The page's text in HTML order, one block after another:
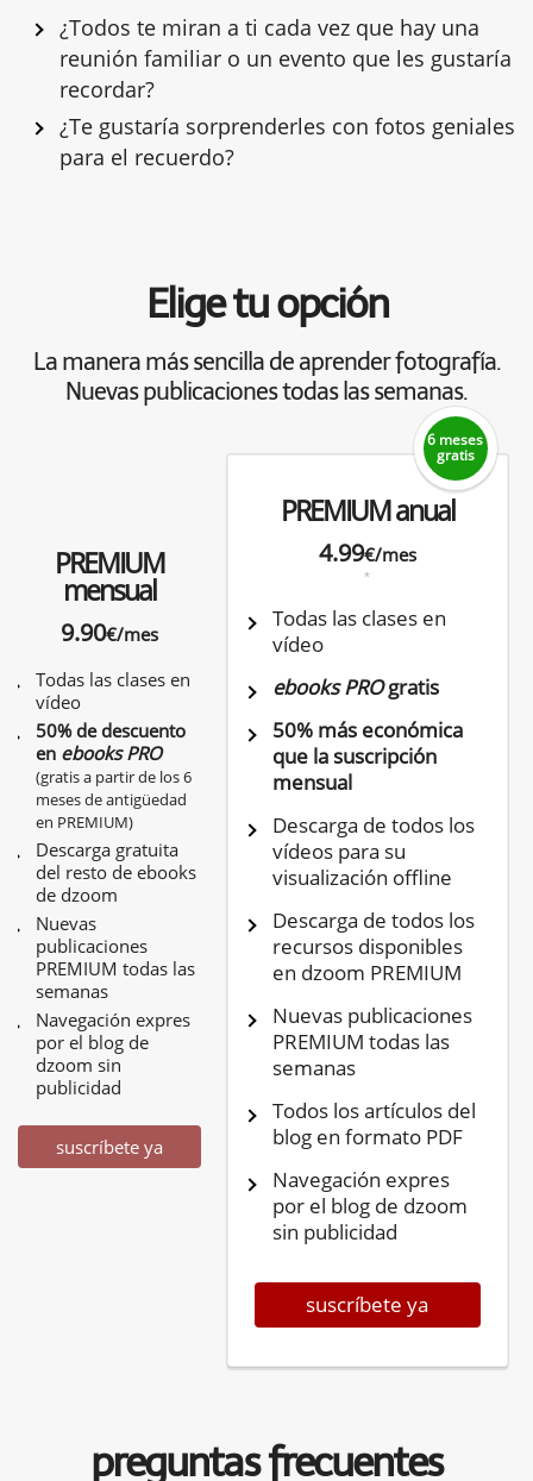
¿Todos te miran a ti cada vez que hay una
reunión familiar o un evento que les gustaría
recordar?
¿Te gustaría sorprenderles con fotos geniales
para el recuerdo?
Elige tu opción
La manera más sencilla de aprender fotografía.
Nuevas publicaciones todas las semanas.
PREMIUM
mensual
9.90€/mes
Todas las clases en
vídeo
50% de descuento
en ebooks PRO
(gratis a partir de los 6
meses de antigüedad
en PREMIUM)
Descarga gratuita
del resto de ebooks
de dzoom
Nuevas
publicaciones
PREMIUM todas las
semanas
Navegación expres
por el blog de
dzoom sin
publicidad
suscríbete ya
6 meses
gratis
PREMIUM anual
4.99€/mes
*
Todas las clases en
vídeo
ebooks PROgratis
50% más económica
que la suscripción
mensual
Descarga de todos los
vídeos para su
visualización offline
Descarga de todos los
recursos disponibles
en dzoom PREMIUM
Nuevas publicaciones
PREMIUM todas las
semanas
Todos los artículos del
blog en formato PDF
Navegación expres
por el blog de dzoom
sin publicidad
suscríbete ya
preguntas frecuentes